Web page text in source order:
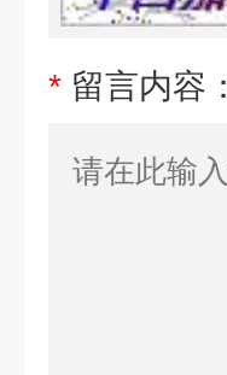
* 留言内容：